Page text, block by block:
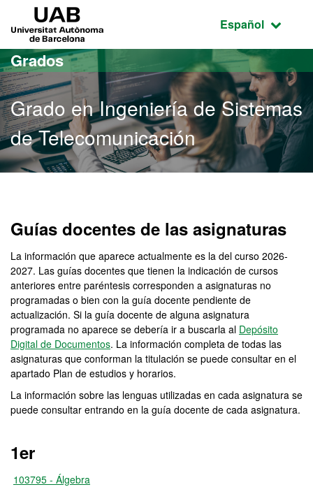
Acceso al contenido principal
Acceso a la navegación de la página
Idioma
Español
Grados
Grado en Ingeniería de Sistemas
de Telecomunicación
Guías docentes de las asignaturas
La información que aparece actualmente es la del curso 2026-
2027. Las guías docentes que tienen la indicación de cursos
anteriores entre paréntesis corresponden a asignaturas no
programadas o bien con la guía docente pendiente de
actualización. Si la guía docente de alguna asignatura
programada no aparece se debería ir a buscarla al Depósito
Digital de Documentos. La información completa de todas las
asignaturas que conforman la titulación se puede consultar en el
apartado Plan de estudios y horarios.
La información sobre las lenguas utilizadas en cada asignatura se
puede consultar entrando en la guía docente de cada asignatura.
1er
103795 - Álgebra